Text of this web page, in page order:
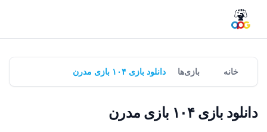
خانه بازی‌ها دانلود بازی ۱۰۴ بازی مدرن
دانلود بازی ۱۰۴ بازی مدرن